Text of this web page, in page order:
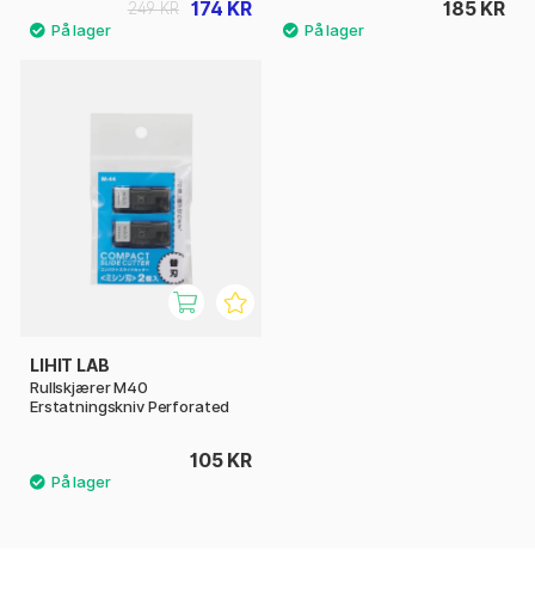
174 KR
249 KR 185 KR
LIHIT LAB
Rullskjærer M40
Erstatningskniv Perforated
105 KR